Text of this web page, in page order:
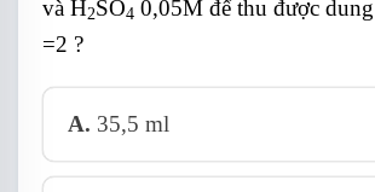
và H2SO4 0,05M để thu được
=2 ?
A. 35,5 ml